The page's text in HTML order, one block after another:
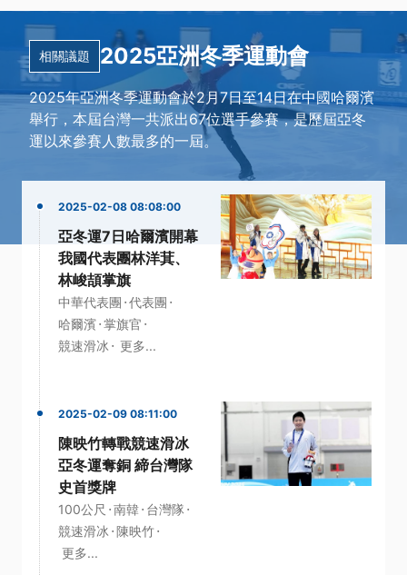
相關議題 2025亞洲冬季運動會
2025年亞洲冬季運動會於2月7日至14日在中國哈爾濱
舉行，本屆台灣一共派出67位選手參賽，是歷屆亞冬
運以來參賽人數最多的一屆。
2025-02-08 08:08:00
亞冬運7日哈爾濱開幕
我國代表團林洋萁、
林峻頡掌旗
中華代表團 ·代表團 ·
哈爾濱·掌旗官 ·
競速滑冰 · 更多...
2025-02-09 08:11:00
陳映竹轉戰競速滑冰
亞冬運奪銅 締台灣隊
史首獎牌
100公尺 ·南韓· 台灣隊·
競速滑冰 ·陳映竹·
更多...